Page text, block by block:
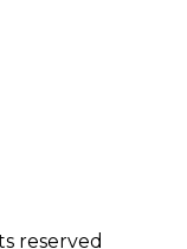
reserved